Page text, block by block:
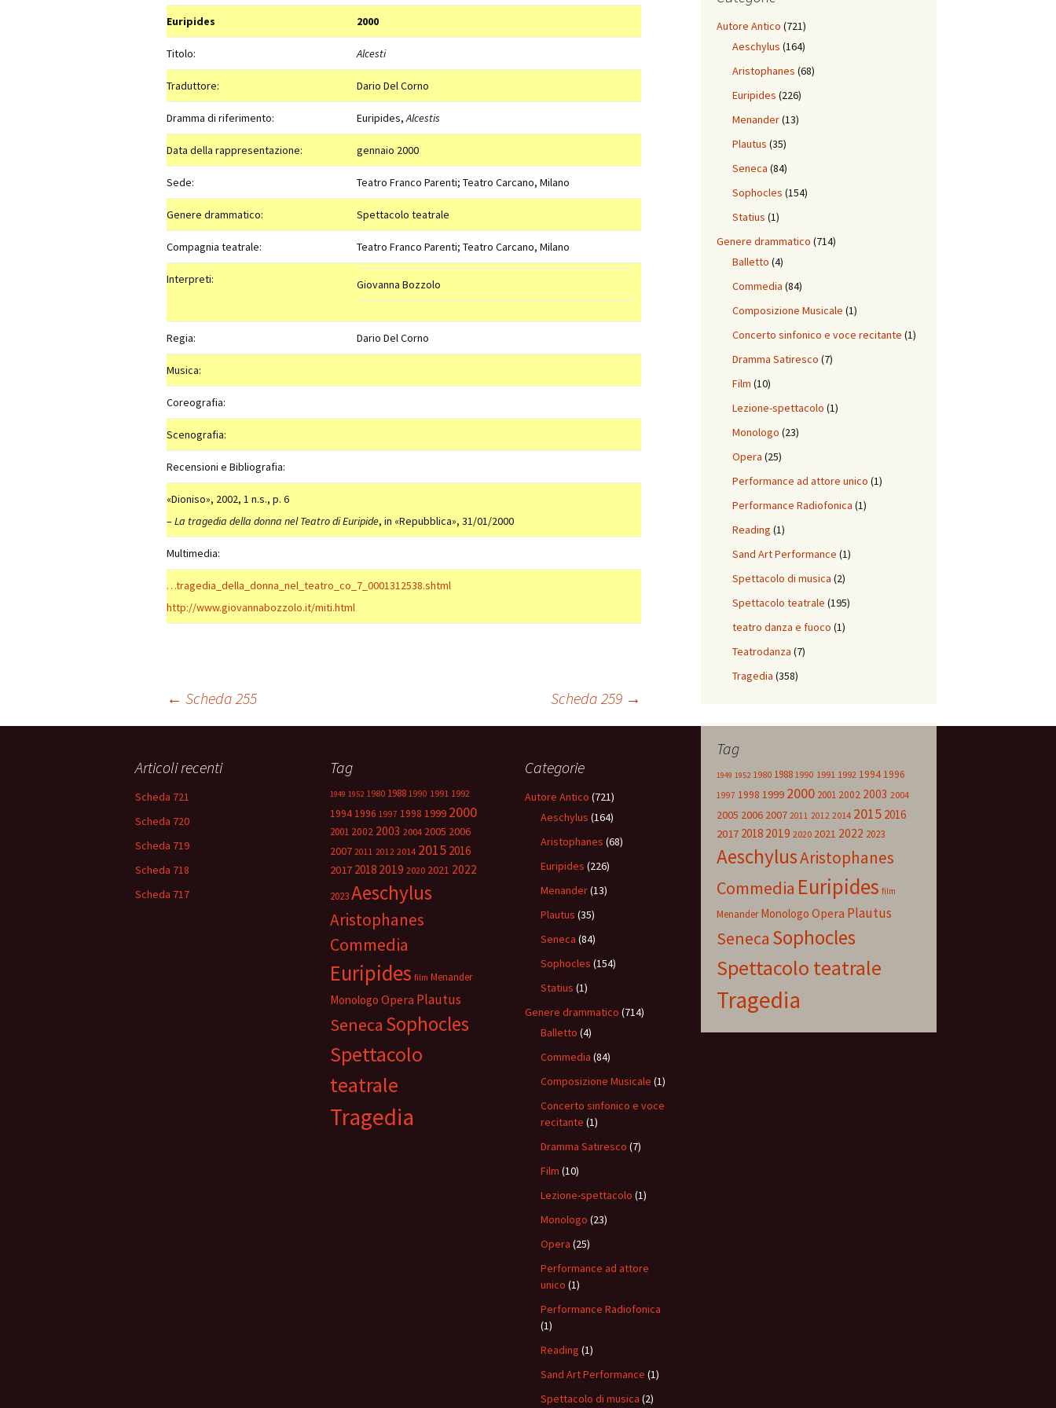
Euripides 2000
Titolo: Alcesti
Traduttore: Dario Del Corno
Dramma di riferimento: Euripides,Alcestis
Data della rappresentazione: gennaio 2000
Sede: Teatro Franco Parenti; Teatro Carcano, Milano
Genere drammatico: Spettacolo teatrale
Compagnia teatrale: Teatro Franco Parenti; Teatro Carcano, Milano
Interpreti: Giovanna Bozzolo
Regia: Dario Del Corno
Musica:
Coreografia:
Scenografia:
Recensioni e Bibliografia:
«Dioniso», 2002, 1 n.s., p. 6
–La tragedia della donna nel Teatro di Euripide, in «Repubblica», 31/01/2000
Multimedia:
…tragedia_della_donna_nel_teatro_co_7_0001312538.shtml
http://www.giovannabozzolo.it/miti.html
Navigazione
articolo
← Scheda 255 Scheda 259 →
Autore Antico (721)
Aeschylus (164)
Aristophanes (68)
Euripides (226)
Menander(13)
Plautus (35)
Seneca (84)
Sophocles (154)
Statius (1)
Genere drammatico (714)
Balletto (4)
Commedia (84)
Composizione Musicale (1)
Concerto sinfonico e voce recitante (1)
Dramma Satiresco (7)
Film (10)
Lezione-spettacolo (1)
Monologo (23)
Opera (25)
Performance ad attore unico (1)
Performance Radiofonica (1)
Reading (1)
Sand Art Performance (1)
Spettacolo di musica (2)
Spettacolo teatrale (195)
teatro danza e fuoco (1)
Teatrodanza (7)
Tragedia (358)
Tag
1949 1952 1980 1988 1990 1991 1992 1994 1996
1997 1998 1999 2000 2001 2002 2003 2004
2005 2006 2007 2011 2012 2014 2015 2016
2017 2018 2019 2020 2021 2022 2023
AeschylusAristophanes
Commedia Euripides film
Menander Monologo Opera Plautus
Seneca Sophocles
Spettacolo teatrale
Tragedia
Articoli recenti
Scheda 721
Scheda 720
Scheda 719
Scheda 718
Scheda 717
Tag
1949 1952 1980 1988 1990 1991 1992
1994 1996 1997 1998 1999 2000
2001 2002 2003 2004 2005 2006
2007 2011 2012 2014 2015 2016
2017 2018 2019 2020 2021 2022
2023Aeschylus
Aristophanes
Commedia
Euripides film Menander
Monologo Opera Plautus
Seneca Sophocles
Spettacolo
teatrale
Tragedia
Categorie
Autore Antico (721)
Aeschylus (164)
Aristophanes (68)
Euripides (226)
Menander(13)
Plautus (35)
Seneca (84)
Sophocles (154)
Statius (1)
Genere drammatico (714)
Balletto (4)
Commedia (84)
Composizione Musicale (1)
Concerto sinfonico e voce
recitante (1)
Dramma Satiresco (7)
Film (10)
Lezione-spettacolo (1)
Monologo (23)
Opera (25)
Performance ad attore
unico (1)
Performance Radiofonica
(1)
Reading (1)
Sand Art Performance (1)
Spettacolo di musica (2)